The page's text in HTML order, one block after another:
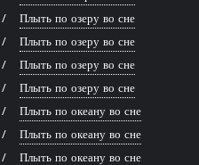
Плыть по озеру во сне
Плыть по озеру во сне
Плыть по озеру во сне
Плыть по озеру во сне
Плыть по океану во сне
Плыть по океану во сне
Плыть по океану во сне